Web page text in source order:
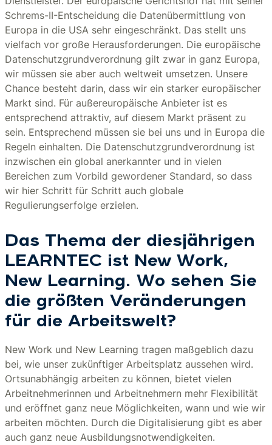
Schrems-II-Entscheidung die Datenübermittlung von
Europa in die USA sehr eingeschränkt. Das stellt uns
vielfach vor große Herausforderungen. Die europäische
Datenschutzgrundverordnung gilt zwar in ganz Europa,
wir müssen sie aber auch weltweit umsetzen. Unsere
Chance besteht darin, dass wir ein starker europäischer
Markt sind. Für außereuropäische Anbieter ist es
entsprechend attraktiv, auf diesem Markt präsent zu
sein. Entsprechend müssen sie bei uns und in Europa die
Regeln einhalten. Die Datenschutzgrundverordnung ist
inzwischen ein global anerkannter und in vielen
Bereichen zum Vorbild gewordener Standard, so dass
wir hier Schritt für Schritt auch globale
Regulierungserfolge erzielen.
Das Thema der diesjährigen
LEARNTEC ist New Work,
New Learning. Wo sehen Sie
die größten Veränderungen
für die Arbeitswelt?
New Work und New Learning tragen maßgeblich dazu
bei, wie unser zukünftiger Arbeitsplatz aussehen wird.
Ortsunabhängig arbeiten zu können, bietet vielen
Arbeitnehmerinnen und Arbeitnehmern mehr Flexibilität
und eröffnet ganz neue Möglichkeiten, wann und wie wir
arbeiten möchten. Durch die Digitalisierung gibt es aber
auch ganz neue Ausbildungsnotwendigkeiten.